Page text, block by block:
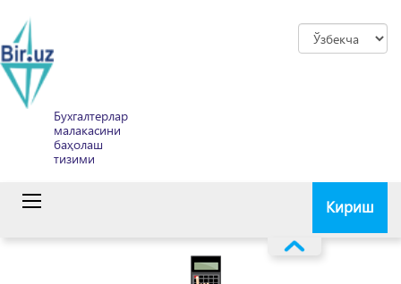
Бухгалтерлар
малакасини
баҳолаш
тизими
Кириш